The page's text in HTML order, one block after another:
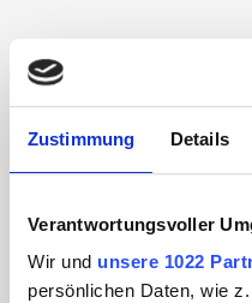
Zustimmung Details
Verantwortungsvoller
Wir und unsere 1022
persönlichen Daten, wie